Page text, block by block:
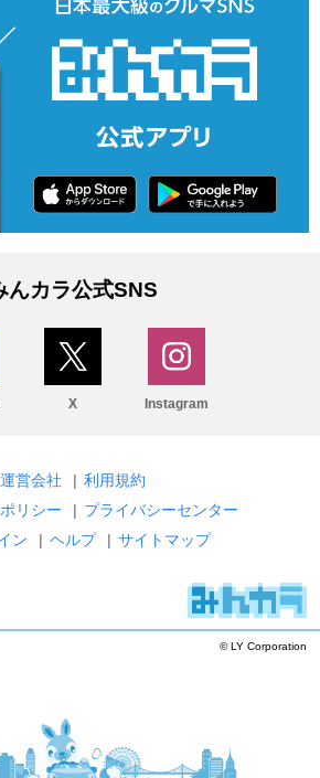
んカラ公式SNS
X Instagram
運営会社 | 利用規約
リシー
| プライバシーセンター
ン
| ヘルプ | サイトマップ
© LY Corporation